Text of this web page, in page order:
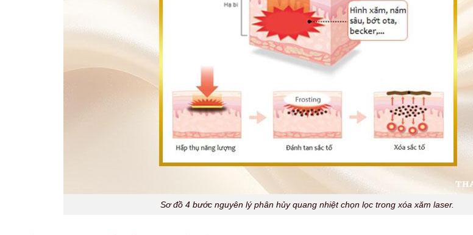
Sơ đồ 4 bước nguyên lý phân hủy quang nhiệt chọn lọc trong xóa xăm laser.